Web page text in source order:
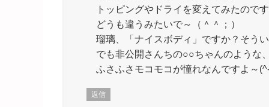
トッピングやドライを変えてみたので
どうも違うみたいで～（＾＾；）
瑠璃、「ナイスボディ」ですか？そう
でも非公開さんちの○○ちゃんのような
ふさふさモコモコが憧れなんですよ～
返信